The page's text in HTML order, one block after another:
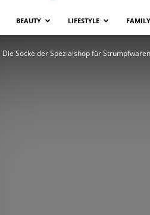
BEAUTY LIFESTYLE FAMILY
Die Socke der Spezialshop für Strumpfwaren